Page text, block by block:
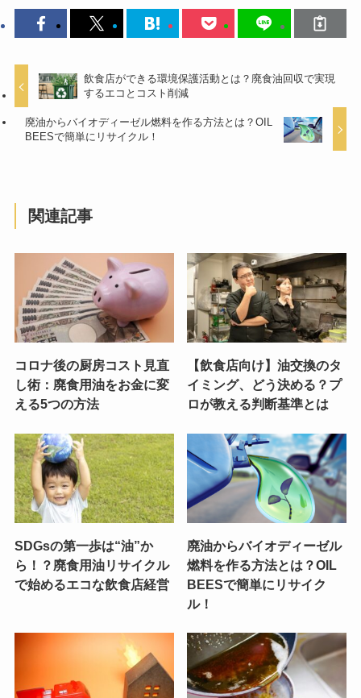
飲食店ができる環境保護活動とは？廃食油回収で実現
するエコとコスト削減
廃油からバイオディーゼル燃料を作る方法とは？OIL
BEESで簡単にリサイクル！
関連記事
コロナ後の厨房コスト見直
し術：廃食用油をお金に変
える5つの方法
【飲食店向け】油交換のタ
イミング、どう決める？プ
ロが教える判断基準とは
SDGsの第一歩は“油”か
ら！？廃食用油リサイクル
で始めるエコな飲食店経営
廃油からバイオディーゼル
燃料を作る方法とは？OIL
BEESで簡単にリサイク
ル！